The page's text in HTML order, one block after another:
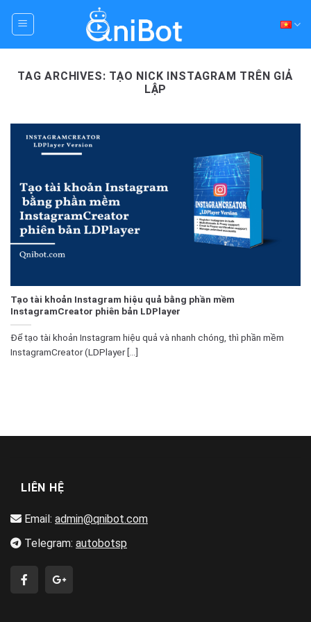
TAG ARCHIVES: TẠO NICK INSTAGRAM TRÊN GIẢ
LẬP
Tạo tài khoản Instagram hiệu quả bằng phần mềm
InstagramCreator phiên bản LDPlayer
Để tạo tài khoản Instagram hiệu quả và nhanh chóng, thì phần mềm
InstagramCreator (LDPlayer [...]
LIÊN HỆ
Email: admin@qnibot.com
Telegram: autobotsp